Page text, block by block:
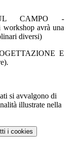
CAMPO -
avrà una
diversi)
E
si avvalgono di
illustrate nella
i cookies